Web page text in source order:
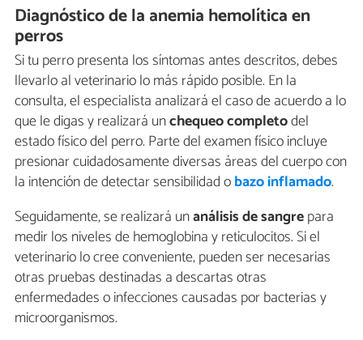
Diagnóstico de la anemia hemolítica en
perros
Si tu perro presenta los síntomas antes descritos, debes
llevarlo al veterinario lo más rápido posible. En la
consulta, el especialista analizará el caso de acuerdo a lo
que le digas y realizará unchequeo completodel
estado físico del perro. Parte del examen físico incluye
presionar cuidadosamente diversas áreas del cuerpo con
la intención de detectar sensibilidad obazo inflamado.
Seguidamente, se realizará unanálisis de sangrepara
medir los niveles de hemoglobina y reticulocitos. Si el
veterinario lo cree conveniente, pueden ser necesarias
otras pruebas destinadas a descartas otras
enfermedades o infecciones causadas por bacterias y
microorganismos.